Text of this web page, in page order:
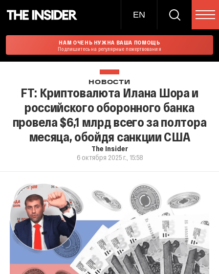
EN
НАМ ОЧЕНЬ НУЖНА ВАША ПОМОЩЬ
Подпишитесь на регулярные пожертвования
НОВОСТИ
FT: Криптовалюта Илана Шора и
российского оборонного банка
провела $6,1 млрд всего за полтора
месяца, обойдя санкции США
The Insider
6 октября 2025 г., 15:58